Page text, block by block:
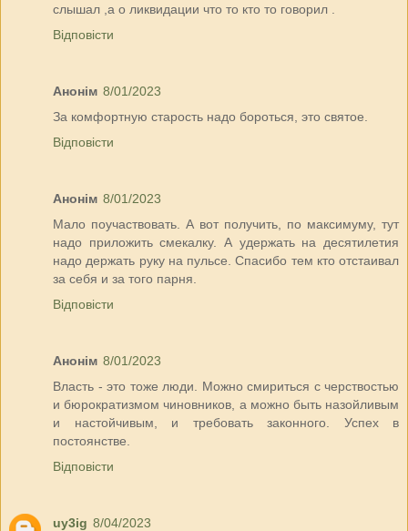
слышал ,а о ликвидации что то кто то говорил .
Відповісти
Анонім 8/01/2023
За комфортную старость надо бороться, это святое.
Відповісти
Анонім 8/01/2023
Мало поучаствовать. А вот получить, по максимуму, тут
надо приложить смекалку. А удержать на десятилетия
надо держать руку на пульсе. Спасибо тем кто отстаивал
за себя и за того парня.
Відповісти
Анонім 8/01/2023
Власть - это тоже люди. Можно смириться с черствостью
и бюрократизмом чиновников, а можно быть назойливым
и настойчивым, и требовать законного. Успех в
постоянстве.
Відповісти
uy3ig 8/04/2023